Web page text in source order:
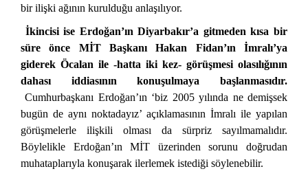
bir ilişki ağının kurulduğu anlaşılıyor.
İkincisi ise Erdoğan’ın Diyarbakır’a gitmeden kısa bir
süre önce MİT Başkanı Hakan Fidan’ın İmralı’ya
giderek Öcalan ile -hatta iki kez- görüşmesi olasılığının
dahası iddiasının konuşulmaya başlanmasıdır.
Cumhurbaşkanı Erdoğan’ın ‘biz 2005 yılında ne demişsek
bugün de aynı noktadayız’ açıklamasının İmralı ile yapılan
görüşmelerle ilişkili olması da sürpriz sayılmamalıdır.
Böylelikle Erdoğan’ın MİT üzerinden sorunu doğrudan
muhataplarıyla konuşarak ilerlemek istediği söylenebilir.